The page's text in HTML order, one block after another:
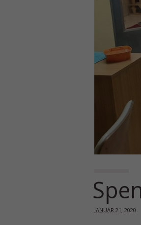
JANUAR 21, 2020